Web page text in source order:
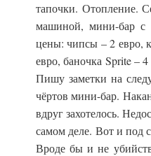
тапочки. Отопление.
машиной, мини-бар с
цены: чипсы – 2 евро,
евро, баночка Sprite –
Пишу заметки на
чёртов мини-бар.
вдруг захотелось.
самом деле. Вот и под
Вроде бы и не